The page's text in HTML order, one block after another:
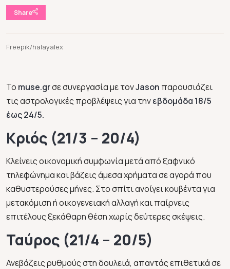
Share
Freepik/halayalex
To muse.grσε συνεργασία με τονJason παρουσιάζει
τις αστρολογικές προβλέψεις για τηνεβδομάδα 18/5
έως 24/5.
Κριός (21/3 – 20/4)
Κλείνεις οικονομική συμφωνία μετά από ξαφνικό
τηλεφώνημα και βάζεις άμεσα χρήματα σε αγορά που
καθυστερούσες μήνες. Στο σπίτι ανοίγει κουβέντα για
μετακόμιση ή οικογενειακή αλλαγή και παίρνεις
επιτέλους ξεκάθαρη θέση χωρίς δεύτερες σκέψεις.
Ταύρος (21/4 – 20/5)
Ανεβάζεις ρυθμούς στη δουλειά, απαντάς επιθετικά σε